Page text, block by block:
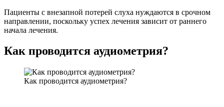
Пациенты с внезапной потерей слуха нуждаются в срочном
направлении, поскольку успех лечения зависит от раннего
начала лечения.
Как проводится аудиометрия?
Как проводится аудиометрия?